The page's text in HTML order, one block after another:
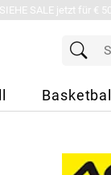
SALE jetzt für € 50
Basketball